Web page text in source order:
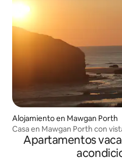
Alojamiento en Mawgan Porth
Casa en Mawgan Porth con
Apartamentos